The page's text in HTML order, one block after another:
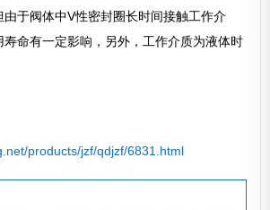
由于阀体中V性密封圈长时间接触工作介
寿命有一定影响，另外，工作介质为液体时
products/jzf/qdjzf/6831.html